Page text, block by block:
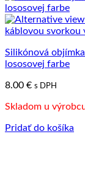
Silikónová
lososovej farbe
8.00 € s DPH
Skladom u
Pridať do košíka